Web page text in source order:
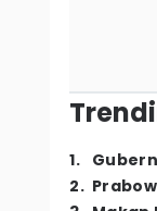
1.
2.